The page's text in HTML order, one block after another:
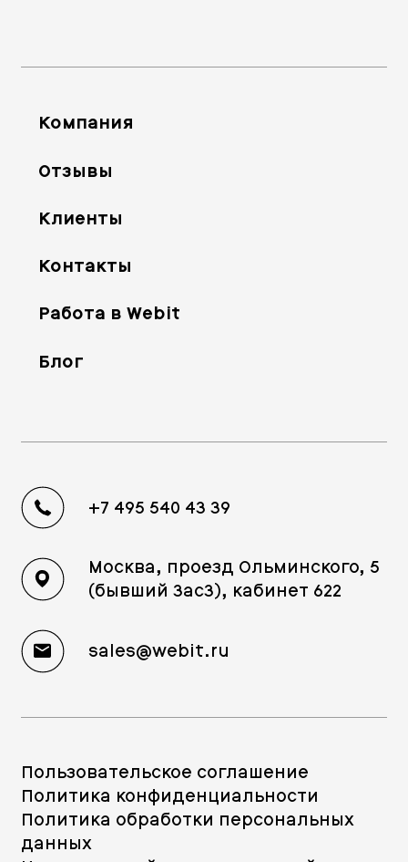
Компания
Отзывы
Клиенты
Контакты
Работа в Webit
Блог
+7 495 540 43 39
Москва, проезд Ольминского, 5
(бывший 3ас3), кабинет 622
sales@webit.ru
Пользовательское соглашение
Политика конфиденциальности
Политика обработки персональных
данных